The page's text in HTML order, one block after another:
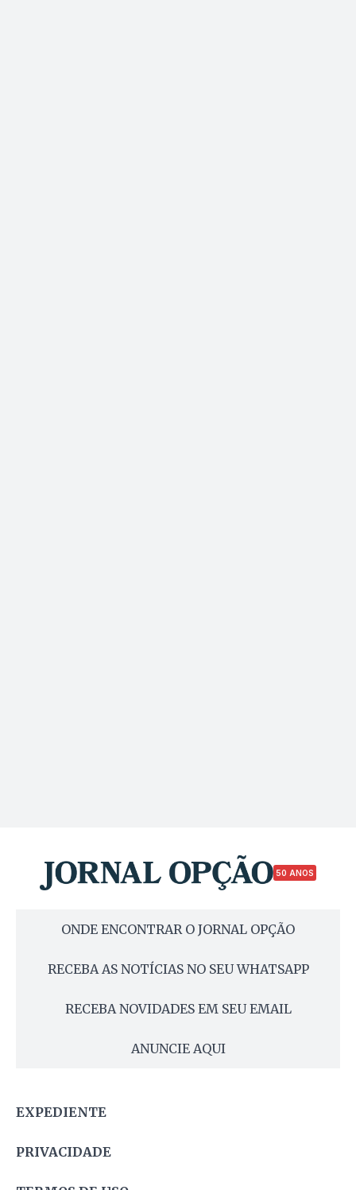
50 ANOS
ONDE ENCONTRAR O JORNAL OPÇÃO
RECEBA AS NOTÍCIAS NO SEU WHATSAPP
RECEBA NOVIDADES EM SEU EMAIL
ANUNCIE AQUI
EXPEDIENTE
PRIVACIDADE